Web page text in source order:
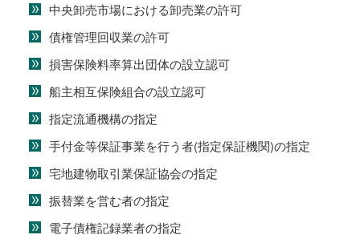
中央卸売市場における卸売業の許可
債権管理回収業の許可
損害保険料率算出団体の設立認可
船主相互保険組合の設立認可
指定流通機構の指定
手付金等保証事業を行う者(指定保証機関)の指定
宅地建物取引業保証協会の指定
振替業を営む者の指定
電子債権記録業者の指定